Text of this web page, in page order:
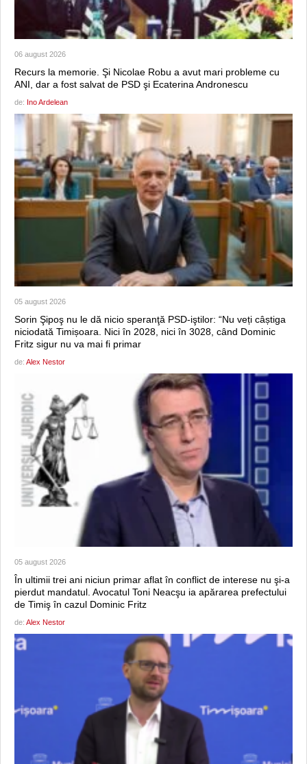
06 august 2026
Recurs la memorie. Şi Nicolae Robu a avut mari probleme cu
ANI, dar a fost salvat de PSD şi Ecaterina Andronescu
de: Ino Ardelean
05 august 2026
Sorin Şipoş nu le dă nicio speranţă PSD-iştilor: “Nu veți câștiga
niciodată Timișoara. Nici în 2028, nici în 3028, când Dominic
Fritz sigur nu va mai fi primar
de: Alex Nestor
05 august 2026
În ultimii trei ani niciun primar aflat în conflict de interese nu şi-a
pierdut mandatul. Avocatul Toni Neacşu ia apărarea prefectului
de Timiş în cazul Dominic Fritz
de: Alex Nestor